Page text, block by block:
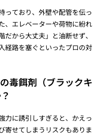
っており、外壁や配管を伝っ
、エレベーターや荷物に紛れ
から大丈夫」と油断せず、
経路を塞ぐといったプロの対
毒餌剤（ブラックキ
力に誘引しすぎると、かえっ
寄せてしまうリスクもありま